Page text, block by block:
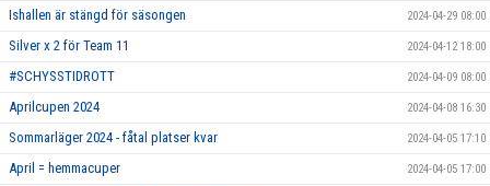
Ishallen är stängd för säsongen 2024-04-29 08:00
Silver x 2 för Team 11 2024-04-12 18:00
#SCHYSSTIDROTT 2024-04-09 08:00
Aprilcupen 2024 2024-04-08 16:30
Sommarläger 2024 - fåtal platser kvar 2024-04-05 17:10
April = hemmacuper 2024-04-05 17:00